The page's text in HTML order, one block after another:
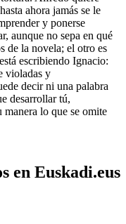
ahora jamás se le
y ponerse
aunque no sepa en qué
de la novela; el otro es
escribiendo Ignacio:
violadas y
decir ni una palabra
desarrollar tú,
lo que se omite
en Euskadi.eus